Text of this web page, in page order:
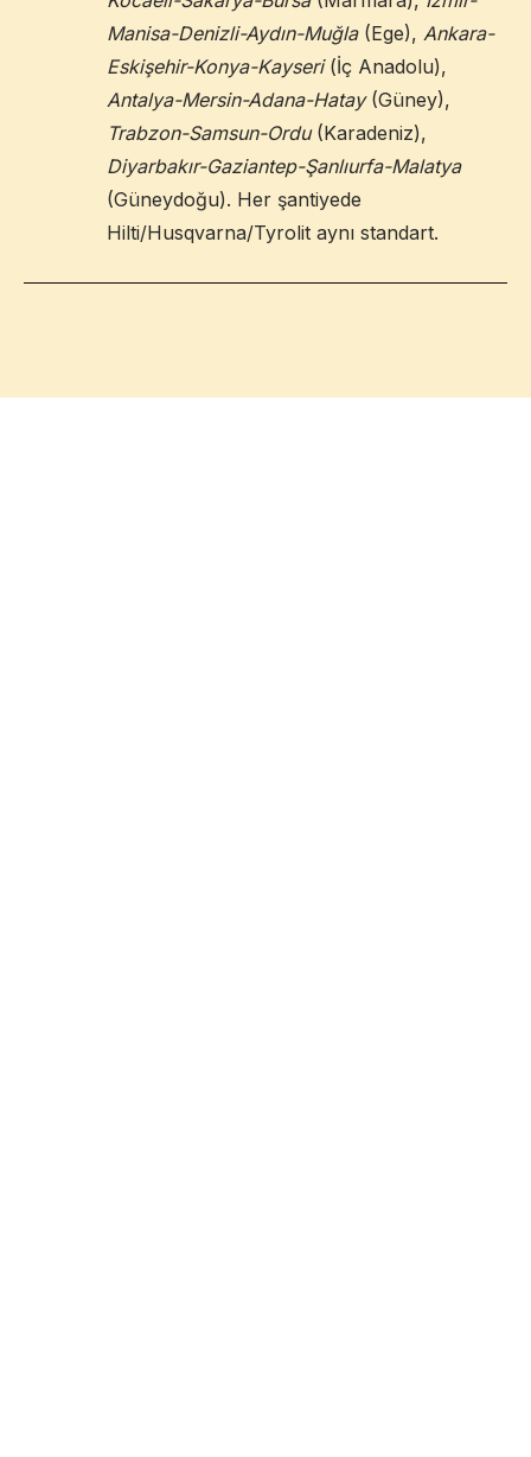
Manisa-Denizli-Aydın-Muğla(Ege), Ankara-
Eskişehir-Konya-Kayseri(İç Anadolu),
Antalya-Mersin-Adana-Hatay(Güney),
Trabzon-Samsun-Ordu(Karadeniz),
Diyarbakır-Gaziantep-Şanlıurfa-Malatya
(Güneydoğu). Her şantiyede
Hilti/Husqvarna/Tyrolit aynı standart.